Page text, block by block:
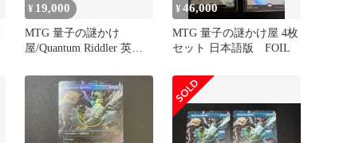
¥ 19,000
MTG 量子の謎かけ
屋/Quantum Riddler 英語
¥46,000
MTG 量子の謎かけ屋 4枚
セット 日本語版 FOIL